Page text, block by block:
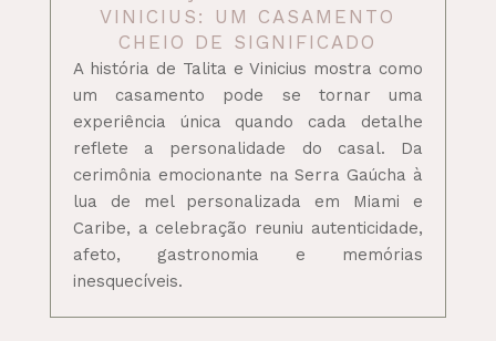
VINICIUS: UM CASAMENTO
CHEIO DE SIGNIFICADO
A história de Talita e Vinicius mostra como
um casamento pode se tornar uma
experiência única quando cada detalhe
reflete a personalidade do casal. Da
cerimônia emocionante na Serra Gaúcha à
lua de mel personalizada em Miami e
Caribe, a celebração reuniu autenticidade,
afeto, gastronomia e memórias
inesquecíveis.